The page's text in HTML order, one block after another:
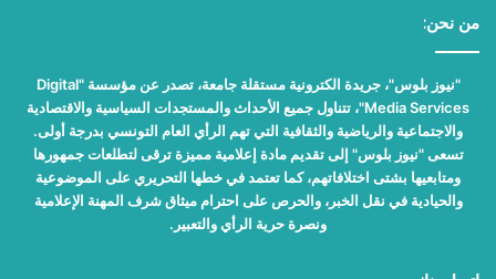
من نحن:
"نيوز بلوس"، جريدة الكترونية مستقلة جامعة، تصدر عن مؤسسة "Digital
Media Services"، تتناول جميع الأحداث والمستجدات السياسية والاقتصادية
والاجتماعية والرياضية والثقافية التي تهم الرأي العام التونسي بدرجة أولى.
تسعى "نيوز بلوس" إلى تقديم مادة إعلامية مميزة ترقى لتطلعات جمهورها
ومتابعيها بشتى اختلافاتهم، كما تعتمد في خطها التحريري على الموضوعية
والحيادية في نقل الخبر، والحرص على احترام ميثاق شرف المهنة الإعلامية
ونصرة حرية الرأي والتعبير.